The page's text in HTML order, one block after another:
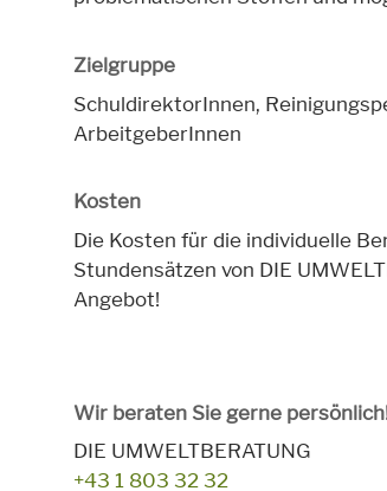
Zielgruppe
SchuldirektorInnen,
ArbeitgeberInnen
Kosten
Die Kosten für die individuelle
Stundensätzen von DIE
Angebot!
Wir beraten Sie gerne
DIE UMWELTBERATUNG
+43 1 803 32 32